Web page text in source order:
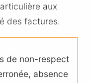
aux
des factures.
de non-respect
absence